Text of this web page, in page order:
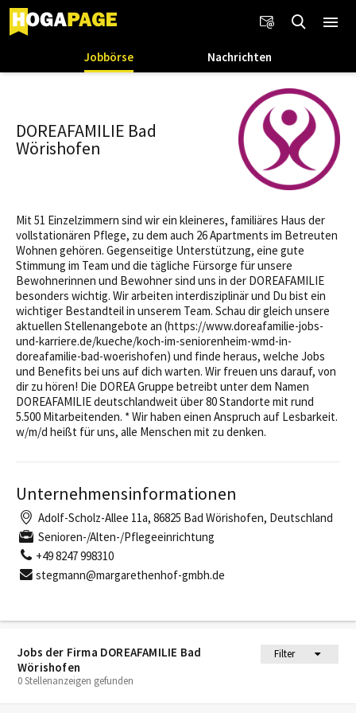
Jobbörse Nachrichten
Jobs der Firma DOREAFAMILIE Bad
Wörishofen
Filter
0 Stellenanzeigen gefunden
DOREAFAMILIE Bad
Wörishofen
Mit 51 Einzelzimmern sind wir ein kleineres, familiäres Haus der
vollstationären Pflege, zu dem auch 26 Apartments im Betreuten
Wohnen gehören. Gegenseitige Unterstützung, eine gute
Stimmung im Team und die tägliche Fürsorge für unsere
Bewohnerinnen und Bewohner sind uns in der DOREAFAMILIE
besonders wichtig. Wir arbeiten interdisziplinär und Du bist ein
wichtiger Bestandteil in unserem Team. Schau dir gleich unsere
aktuellen Stellenangebote an (https://www.doreafamilie-jobs-
und-karriere.de/kueche/koch-im-seniorenheim-wmd-in-
doreafamilie-bad-woerishofen) und finde heraus, welche Jobs
und Benefits bei uns auf dich warten. Wir freuen uns darauf, von
dir zu hören! Die DOREA Gruppe betreibt unter dem Namen
DOREAFAMILIE deutschlandweit über 80 Standorte mit rund
5.500 Mitarbeitenden. * Wir haben einen Anspruch auf Lesbarkeit.
w/m/d heißt für uns, alle Menschen mit zu denken.
Unternehmensinformationen
Adolf-Scholz-Allee 11a, 86825 Bad Wörishofen, Deutschland
Senioren-/Alten-/Pflegeeinrichtung
+49 8247 998310
stegmann@margarethenhof-gmbh.de